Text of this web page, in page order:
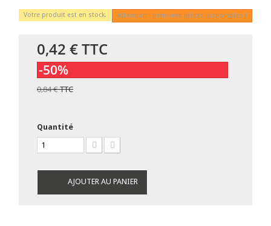
Votre produit est en stock. Attention : dernières pièces disponibles !
0,42 €TTC
-50%
0,84 €TTC
Quantité
AJOUTER AU PANIER